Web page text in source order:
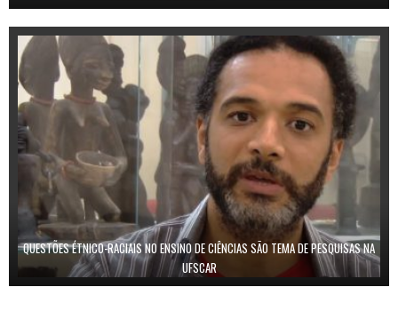
QUESTÕES ÉTNICO-RACIAIS NO ENSINO DE CIÊNCIAS SÃO TEMA DE PESQUISAS NA
UFSCAR